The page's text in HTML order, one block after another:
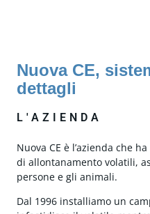
Nuova CE,
dettagli
L'AZIENDA
Nuova CE è l’azienda che
di allontanamento volatili,
persone e gli animali.
Dal 1996 installiamo un